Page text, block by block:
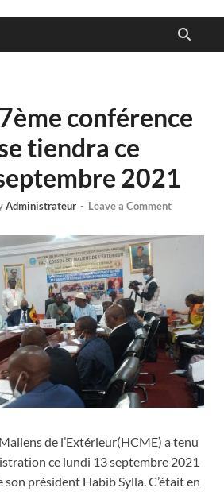
conférence
tiendra ce
2021
Administrateur - Leave a Comment
de l’Extérieur(HCME) a tenu
ce lundi 13 septembre 2021
son président Habib Sylla. C’était en